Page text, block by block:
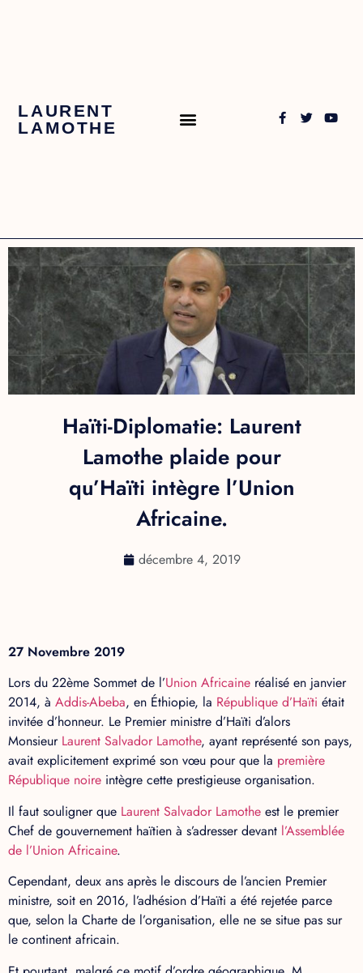
LAURENT
LAMOTHE
Haïti-Diplomatie: Laurent
Lamothe plaide pour
qu’Haïti intègre l’Union
Africaine.
décembre 4, 2019
27 Novembre 2019
Lors du 22ème Sommet de l’Union Africaine réalisé en janvier
2014, à Addis-Abeba, en Éthiopie, la République d’Haïti était
invitée d’honneur. Le Premier ministre d’Haïti d’alors
Monsieur Laurent Salvador Lamothe, ayant représenté son pays,
avait explicitement exprimé son vœu pour que la première
République noire intègre cette prestigieuse organisation.
Il faut souligner que Laurent Salvador Lamothe est le premier
Chef de gouvernement haïtien à s’adresser devant l’Assemblée
de l’Union Africaine.
Cependant, deux ans après le discours de l’ancien Premier
ministre, soit en 2016, l’adhésion d’Haïti a été rejetée parce
que, selon la Charte de l’organisation, elle ne se situe pas sur
le continent africain.